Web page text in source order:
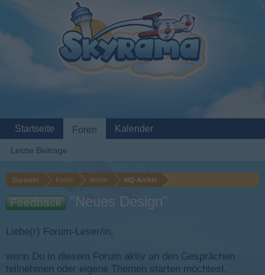
Startseite Foren Archiv HQ-Archiv
Feedback "Neues Design"
Liebe(r) Forum-Leser/in,
wenn Du in diesem Forum aktiv an den Gesprächen
teilnehmen oder eigene Themen starten möchtest,
Startseite Foren
Letzte Beiträge
Kalender